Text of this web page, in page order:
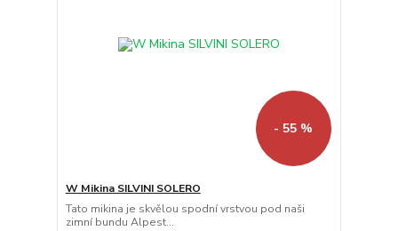
- 55 %
W Mikina SILVINI SOLERO
Tato mikina je skvělou spodní vrstvou pod naši
zimní bundu Alpest...